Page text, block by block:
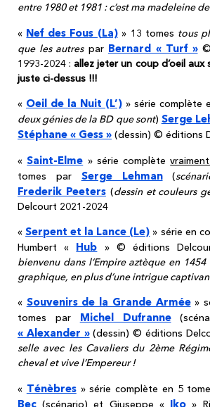
entre 1980 et 1981 : c’est ma madeleine
« Nef des Fous (La)» 13 tomes tous
que les autrespar Bernard « Turf »©
1993-2024 :allez jeter un coup d’oeil aux
juste ci-dessus !!!
« Oeil de la Nuit (L’) » série complète
deux génies de la BD que sont) Serge
Stéphane « Gess » (dessin) © éditions
«Saint-Elme » série complète
tomes par Serge Lehman(
Frederik Peeters(dessin et couleurs
Delcourt 2021-2024
«Serpent et la Lance (Le) » série en
Humbert « Hub » © éditions
bienvenu dans l’Empire aztèque en 1454
graphique, en plus d’une intrigue
« Souvenirs de la Grande Armée»
tomes par Michel Dufranne
« Alexander »(dessin) © éditions
selle avec les Cavaliers du 2ème
cheval et vive l’Empereur !
« Ténèbres» série complète en 5
Bec (scénario) et Giuseppe « Iko »